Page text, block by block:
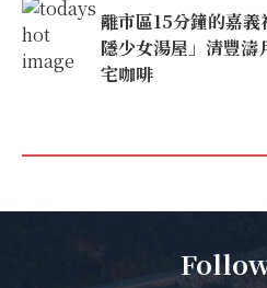
離市區15分鐘的嘉
隱少女湯屋」清豐濤
宅咖啡